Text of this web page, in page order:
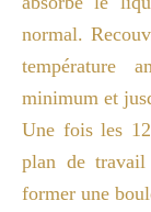
normal.
température
minimum et
Une fois les
plan de
former une